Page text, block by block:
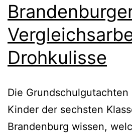
Drohkulisse
Die Grundschulgutachten
Kinder der sechsten
Brandenburg wissen,